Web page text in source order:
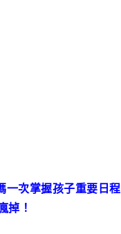
一次掌握孩子重要日程
掉！